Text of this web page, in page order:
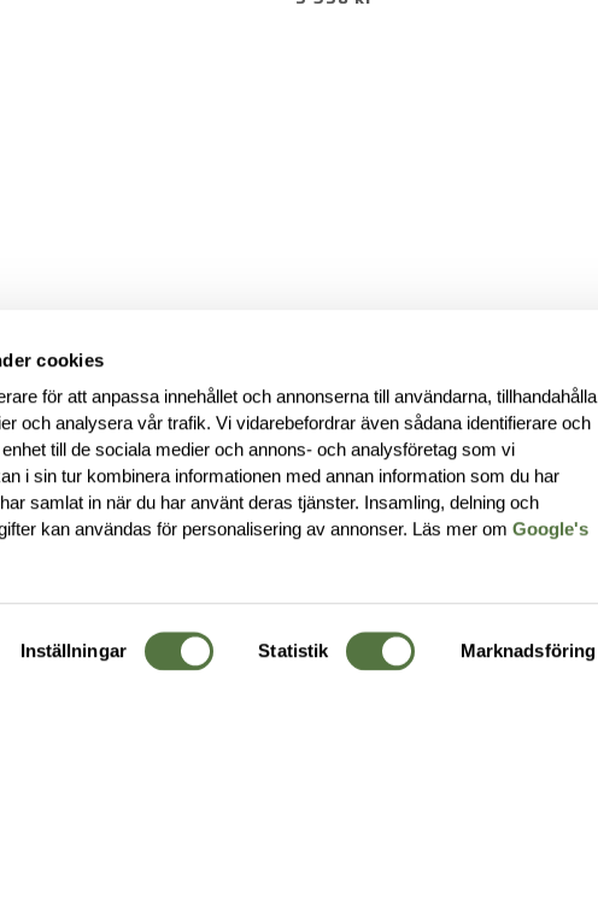
cookies
för att anpassa innehållet och annonserna till användarna, tillhandahålla
och analysera vår trafik. Vi vidarebefordrar även sådana identifierare och
till de sociala medier och annons- och analysföretag som vi
i sin tur kombinera informationen med annan information som du har
samlat in när du har använt deras tjänster. Insamling, delning och
kan användas för personalisering av annonser. Läs mer omGoogle's
Inställningar Statistik Marknadsföring